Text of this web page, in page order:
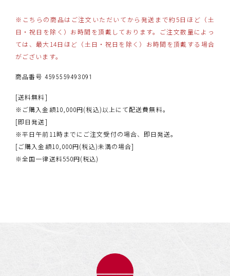
※こちらの商品はご注文いただいてから発送まで約5日ほど（土
日・祝日を除く）お時間を頂戴しております。
ご注文数量によっ
ては、最大14日ほど（土日・祝日を除く）お時間を頂戴する場合
がございます。
商品番号 4595559493091
[送料無料]
※ご購入金額10,000円(税込)以上にて配送費無料。
[即日発送]
※平日午前11時までにご注文受付の場合、即日発送。
[ご購入金額10,000円(税込)未満の場合]
※全国一律送料550円(税込)